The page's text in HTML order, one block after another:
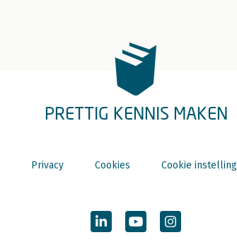
PRETTIG KENNIS MAKEN
Privacy Cookies Cookie